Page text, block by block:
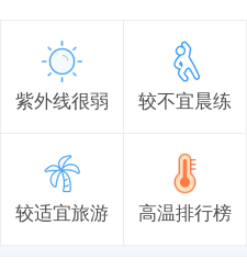
紫外线很弱 较不宜晨练
较适宜旅游 高温排行榜